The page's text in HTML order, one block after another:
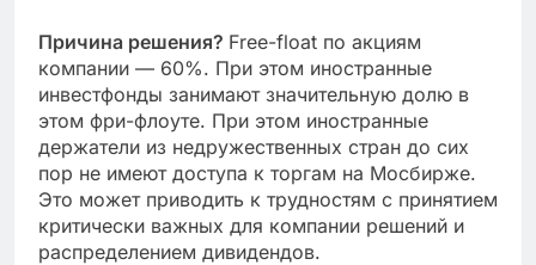
Причина решения? Free-float по акциям
компании — 60%. При этом иностранные
инвестфонды занимают значительную долю в
этом фри-флоуте. При этом иностранные
держатели из недружественных стран до сих
пор не имеют доступа к торгам на Мосбирже.
Это может приводить к трудностям с принятием
критически важных для компании решений и
распределением дивидендов.